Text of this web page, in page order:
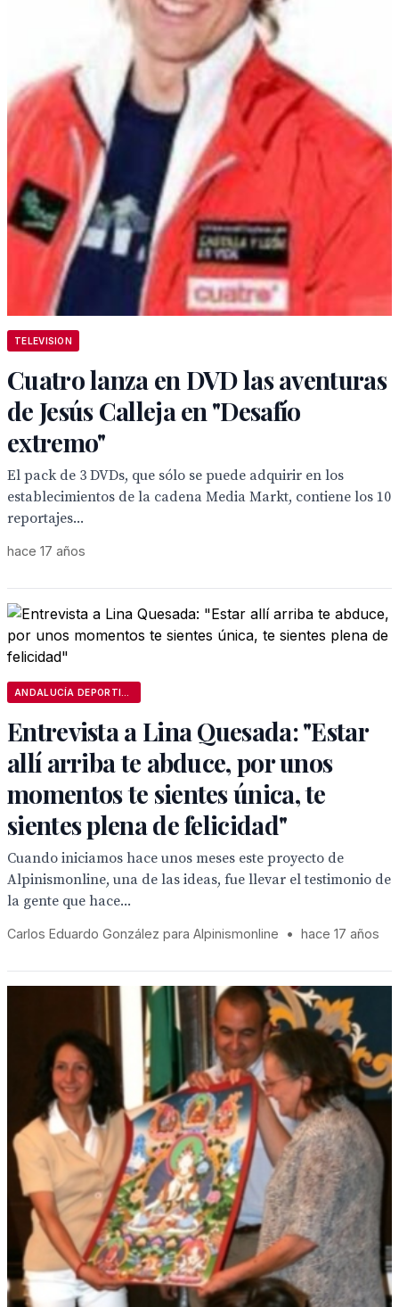
TELEVISION
Cuatro lanza en DVD las aventuras
de Jesús Calleja en "Desafío
extremo"
El pack de 3 DVDs, que sólo se puede adquirir en los
establecimientos de la cadena Media Markt, contiene los 10
reportajes...
hace 17 años
Entrevista a Lina Quesada: "Estar
allí arriba te abduce, por unos
momentos te sientes única, te
sientes plena de felicidad"
Cuando iniciamos hace unos meses este proyecto de
Alpinismonline, una de las ideas, fue llevar el testimonio de
la gente que hace...
Carlos Eduardo González para Alpinismonline • hace 17 años